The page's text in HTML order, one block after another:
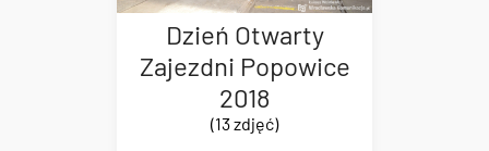
Dzień Otwarty
Zajezdni Popowice
2018
(13 zdjęć)